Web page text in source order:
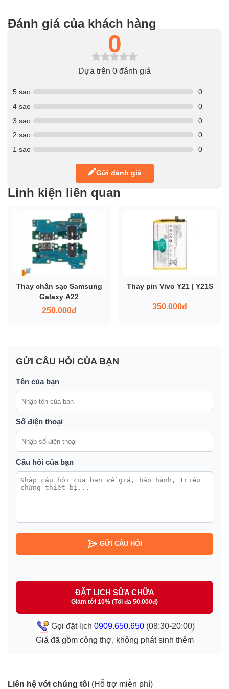
Đánh giá của khách hàng
0
Dựa trên 0 đánh giá
5 sao
0
4 sao
0
3 sao
0
2 sao
0
1 sao
0
Gửi đánh giá
Linh kiện liên quan
Thay chân sạc Samsung
Galaxy A22
250.000đ
Thay pin Vivo Y21 | Y21S
350.000đ
GỬI CÂU HỎI CỦA BẠN
Tên của bạn
Số điện thoại
Câu hỏi của bạn
GỬI CÂU HỎI
ĐẶT LỊCH SỬA CHỮA
Giảm tới 10% (Tối đa 50.000đ)
Gọi đặt lịch 0909.650.650(08:30-20:00)
Giá đã gồm công thợ, không phát sinh thêm
Liên hệ với chúng tôi (Hỗ trợ miễn phí)